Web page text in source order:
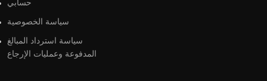
حسابي
سياسة الخصوصية
سياسة استرداد المبالغ
المدفوعة وعمليات الإرجاع